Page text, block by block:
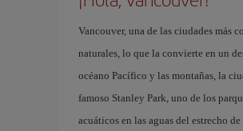
Vancouver, una de las ciudades más
naturales, lo que la convierte en un
océano Pacífico y las montañas, la
famoso Stanley Park, uno de los
acuáticos en las aguas del estrecho